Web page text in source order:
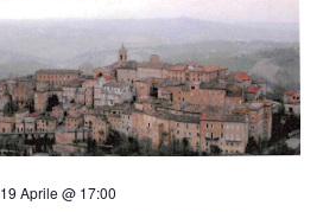
19 Aprile @ 17:00